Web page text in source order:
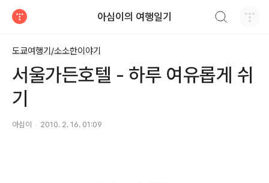
아심이의 여행일기
도쿄여행기/소소한이야기
서울가든호텔 - 하루 여유롭게 쉬
기
아심이 2010. 2. 16. 01:09